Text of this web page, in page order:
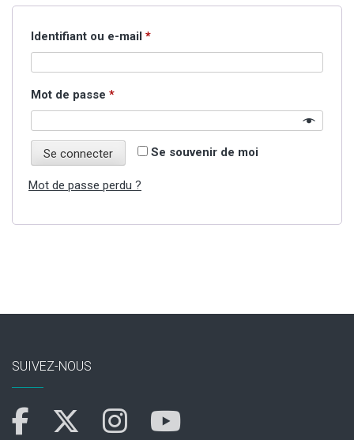
Identifiant ou e-mail *Obligatoire
Mot de passe *Obligatoire
Se souvenir de moi
Se connecter
Mot de passe perdu ?
SUIVEZ-NOUS